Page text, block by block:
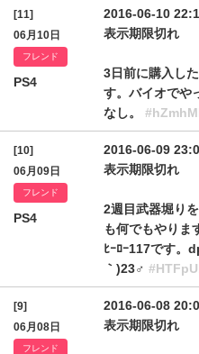
[11]
06月10日
フレンド
PS4
2016-06-10
表示期限切れ
3日前に購入し
す。バイオでや
なし。
[10]
06月09日
フレンド
PS4
2016-06-09
表示期限切れ
2週目武器堀り
も何でもやりま
ﾋｰﾛｰ117です。
｀)23♂
[9]
06月08日
フレンド
2016-06-08
表示期限切れ